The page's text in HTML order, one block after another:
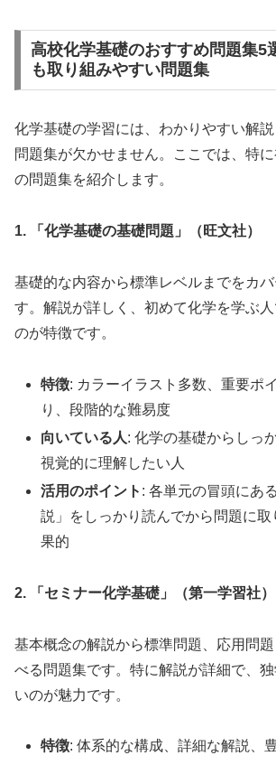
高校化学基礎のおすすめ問題集5
も取り組みやすい問題集
化学基礎の学習には、わかりやすい解
問題集が欠かせません。ここでは、特
の問題集を紹介します。
1. 「化学基礎の基礎問題」（旺文社）
基礎的な内容から標準レベルまでをカ
す。解説が詳しく、初めて化学を学ぶ
のが特徴です。
特徴: カラーイラスト多数、重要ポ
り、段階的な難易度
向いている人: 化学の基礎からしっ
視覚的に理解したい人
活用のポイント : 各単元の冒頭にあ
説」をしっかり読んでから問題に取
果的
2. 「セミナー化学基礎」（第一学習社）
基本概念の解説から標準問題、応用問
べる問題集です。特に解説が詳細で、
いのが魅力です。
特徴: 体系的な構成、詳細な解説、